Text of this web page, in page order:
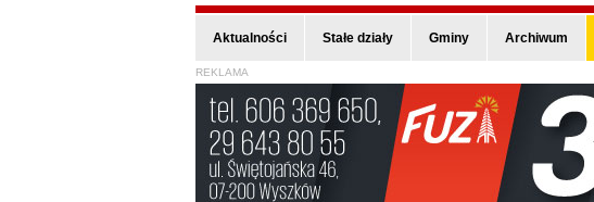
Aktualności Stałe działy Gminy Archiwum
REKLAMA